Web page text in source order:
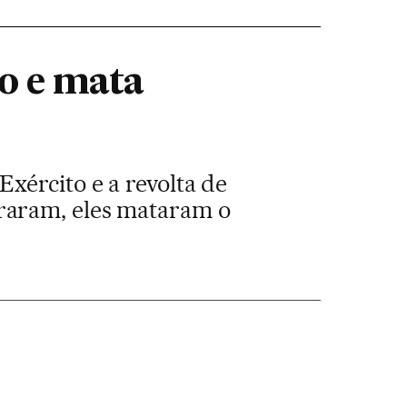
e mata
e a revolta de
eles mataram o